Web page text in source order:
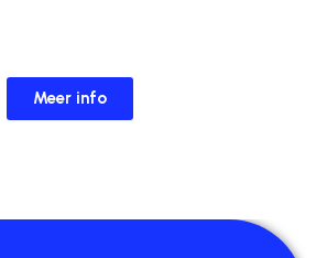
Meer info